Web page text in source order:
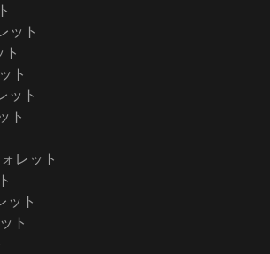
ット
ト
ット
ト
レット
ット
ト